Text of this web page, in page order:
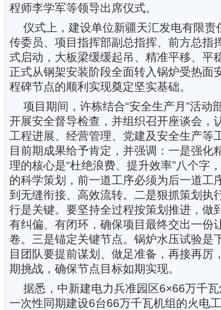
程师李学军等领导出席仪式。
仪式上，建设单位新疆天汇发电有限责
传委员、项目指挥部副总指挥、前方总指
式启动，大板梁缓缓起吊、精准平移、平
正式从钢架安装阶段全面转入锅炉受热面
程碑节点的顺利实现奠定坚实基础。
项目期间，许栋结合“安全生产月”活动
开展安全督导检查，并组织召开座谈会，
工程进展、经营管理、党建及安全生产等
目前期成果给予肯定，并强调：一是强化
理的核心是“杜绝浪费、提升效率”八个字
的科学策划，前一道工序必须为后一道工
到无缝衔接、高效流转。二是狠抓策划执
行是关键。要坚持全过程按策划推进，做
有纠偏、有闭环，确保项目最终交出一份
卷。三是锚定关键节点。锅炉水压试验是
目团队要提前谋划、做足准备，再接再厉
期挑战，确保节点目标如期实现。
据悉，中新建电力兵准园区6×66万千
一次性同期建设6台66万千瓦机组的火电